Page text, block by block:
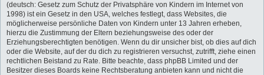
(deutsch: Gesetz zum Schutz der Privatsphäre von Kindern im Internet von
1998) ist ein Gesetz in den USA, welches festlegt, dass Websites, die
möglicherweise persönliche Daten von Kindern unter 13 Jahren erheben,
hierzu die Zustimmung der Eltern beziehungsweise des oder der
Erziehungsberechtigten benötigen. Wenn du dir unsicher bist, ob dies auf dich
oder die Website, auf der du dich zu registrieren versuchst, zutrifft, ziehe einen
rechtlichen Beistand zu Rate. Bitte beachte, dass phpBB Limited und der
Besitzer dieses Boards keine Rechtsberatung anbieten kann und nicht die